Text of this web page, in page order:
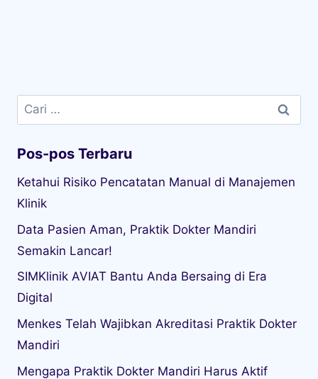
Cari
untuk:
Pos-pos Terbaru
Ketahui Risiko Pencatatan Manual di Manajemen
Klinik
Data Pasien Aman, Praktik Dokter Mandiri
Semakin Lancar!
SIMKlinik AVIAT Bantu Anda Bersaing di Era
Digital
Menkes Telah Wajibkan Akreditasi Praktik Dokter
Mandiri
Mengapa Praktik Dokter Mandiri Harus Aktif